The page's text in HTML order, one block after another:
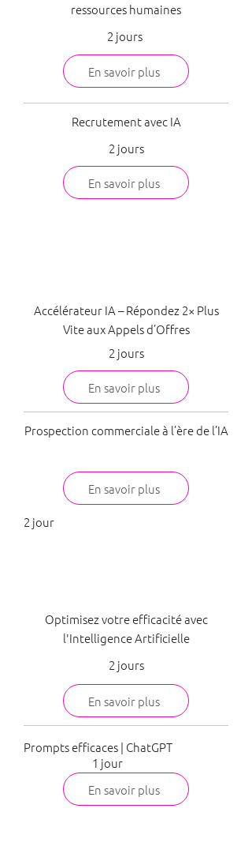
ressources humaines
2 jours
En savoir plus
Recrutement avec IA
2 jours
En savoir plus
Accélérateur IA – Répondez 2× Plus
Vite aux Appels d’Offres
En savoir plus
2 jours
Prospection commerciale à l’ère de l’IA
En savoir plus
2 jour
Optimisez votre efficacité avec
l'Intelligence Artificielle
2 jours
En savoir plus
Prompts efficaces | ChatGPT
En savoir plus
1 jour